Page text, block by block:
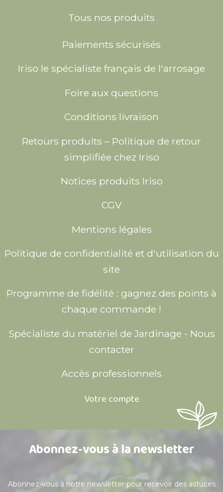
Tous nos produits
Paiements sécurisés
Iriso le spécialiste français de l'arrosage
Foire aux questions
Conditions livraison
Retours produits – Politique de retour
simplifiée chez Iriso
Notices produits Iriso
CGV
Mentions légales
Politique de confidentialité et d'utilisation du
site
Programme de fidélité : gagnez des points à
chaque commande !
Spécialiste du matériel de Jardinage - Nous
contacter
Accès professionnels
Votre compte
Abonnez-vous à la newsletter
Abonnez-vous à notre newsletter pour recevoir des astuces